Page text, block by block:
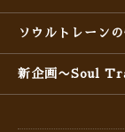
ソウルトレーン
新企画〜Soul